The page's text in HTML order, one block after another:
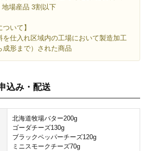
場産品 3割以下
いて】
を仕入れ区域内の工場において製造加工
成形まで）された商品
込み・配送
北海道牧場バター200g
ゴーダチーズ130g
ブラックペッパーチーズ120g
ミニスモークチーズ70g